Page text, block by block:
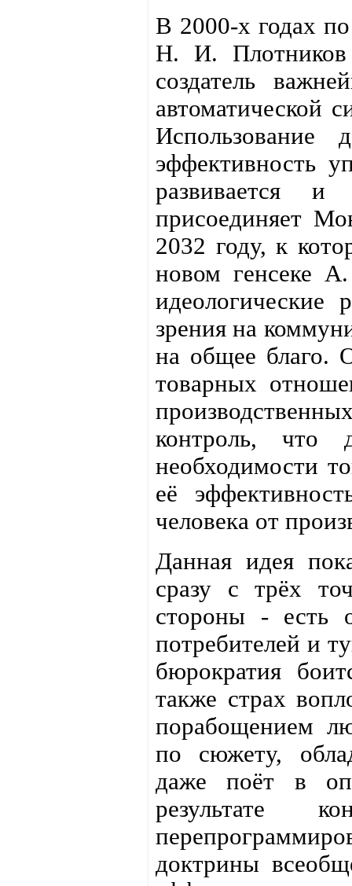
В 2000-х годах
Н. И. Плотников
создатель
автоматической
Использование
эффективность
развивается
присоединяет
2032 году, к
новом генсеке
идеологические
зрения на
на общее благо.
товарных
контроль, что
необходимости
её
человека от
Данная идея
сразу с трёх
стороны - есть
потребителей и
бюрократия
также страх
порабощением
по сюжету,
даже поёт в
результате
доктрины